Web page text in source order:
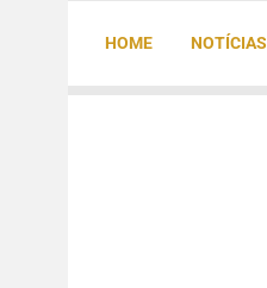
HOME NOTÍCIAS